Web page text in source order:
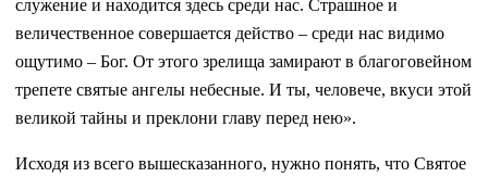
служение и находится здесь среди нас. Страшное и
величественное совершается действо – среди нас видимо
ощутимо – Бог. От этого зрелища замирают в благоговейном
трепете святые ангелы небесные. И ты, человече, вкуси этой
великой тайны и преклони главу перед нею».
Исходя из всего вышесказанного, нужно понять, что Святое